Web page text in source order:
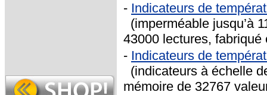
- Indicateurs de
(imperméable jusqu’à
43000 lectures, fabriqué
- Indicateurs de
(indicateurs à échelle
mémoire de 32767